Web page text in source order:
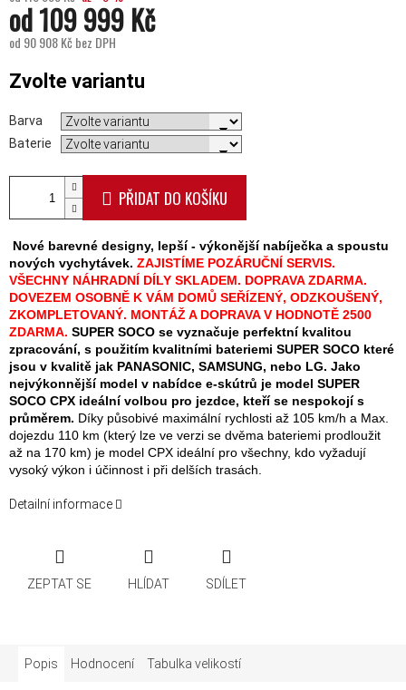
od109 999 Kč
od 90 908 Kč bez DPH
Zvolte variantu
Barva
Baterie
PŘIDAT DO KOŠÍKU
Nové barevné designy, lepší - výkonější nabíječka a spoustu
nových vychytávek. ZAJISTÍME POZÁRUČNÍ SERVIS.
VŠECHNY NÁHRADNÍ DÍLY SKLADEM. DOPRAVA ZDARMA.
DOVEZEM OSOBNĚ K VÁM DOMŮ SEŘÍZENÝ, ODZKOUŠENÝ,
ZKOMPLETOVANÝ. MONTÁŽ A DOPRAVA V HODNOTĚ 2500
ZDARMA. SUPER SOCO se vyznačuje perfektní kvalitou
zpracování, s použitím kvalitními bateriemi SUPER SOCO které
jsou v kvalitě jak PANASONIC, SAMSUNG, nebo LG. Jako
nejvýkonnější model v nabídce e-skútrů je model SUPER
SOCO CPX ideální volbou pro jezdce, kteří se nespokojí s
průměrem. Díky působivé maximální rychlosti až 105 km/h a Max.
dojezdu 110 km (který lze ve verzi se dvěma bateriemi prodloužit
až na 170 km) je model CPX ideální pro všechny, kdo vyžadují
vysoký výkon i účinnost i při delších trasách.
Detailní informace
ZEPTAT SE HLÍDAT SDÍLET
Popis Hodnocení Tabulka velikostí